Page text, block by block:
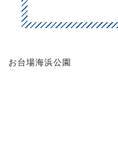
お台場海浜公園